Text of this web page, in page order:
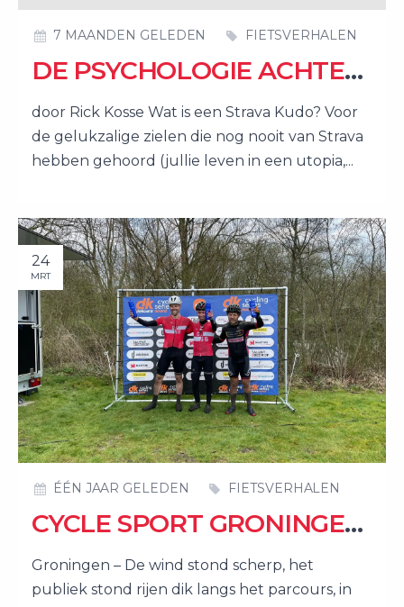
DE PSYCHOLOGIE ACHTER DE STRAVA KUDO
7 MAANDEN GELEDEN FIETSVERHALEN
door Rick Kosse Wat is een Strava Kudo? Voor
de gelukzalige zielen die nog nooit van Strava
hebben gehoord (jullie leven in een utopia,...
24
MRT
CYCLE SPORT GRONINGEN HEERST OP CORPUS DEN HOORN – JERRY SPRINT NAAR MACHTIGE OVERWINNING
ÉÉN JAAR GELEDEN FIETSVERHALEN
Groningen – De wind stond scherp, het
publiek stond rijen dik langs het parcours, in